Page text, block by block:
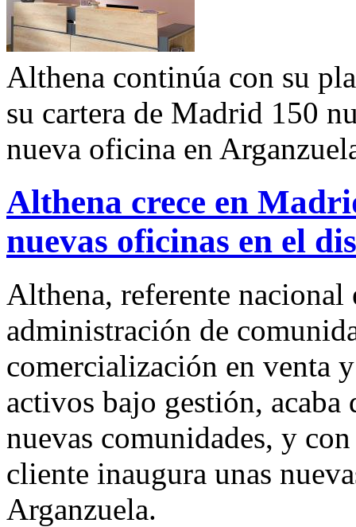
Althena continúa con su
su cartera de Madrid 150
nueva oficina en
Althena crece en
nuevas oficinas en el
Althena, referente
administración de
comercialización en venta
activos bajo gestión,
nuevas comunidades, y
cliente inaugura unas
Arganzuela.